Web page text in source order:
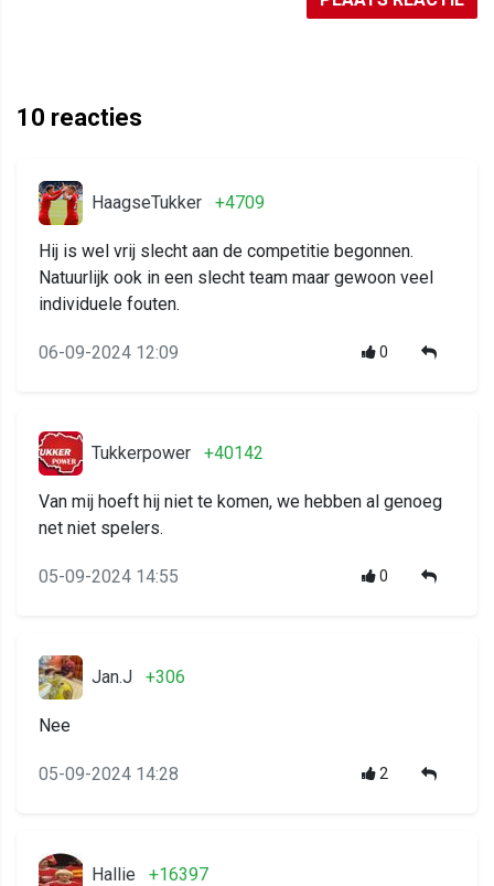
10 reacties
HaagseTukker +4709
Hij is wel vrij slecht aan de competitie begonnen.
Natuurlijk ook in een slecht team maar gewoon veel
individuele fouten.
06-09-2024 12:09 0
Tukkerpower +40142
Van mij hoeft hij niet te komen, we hebben al genoeg
net niet spelers.
05-09-2024 14:55 0
Jan.J +306
Nee
05-09-2024 14:28 2
Hallie +16397